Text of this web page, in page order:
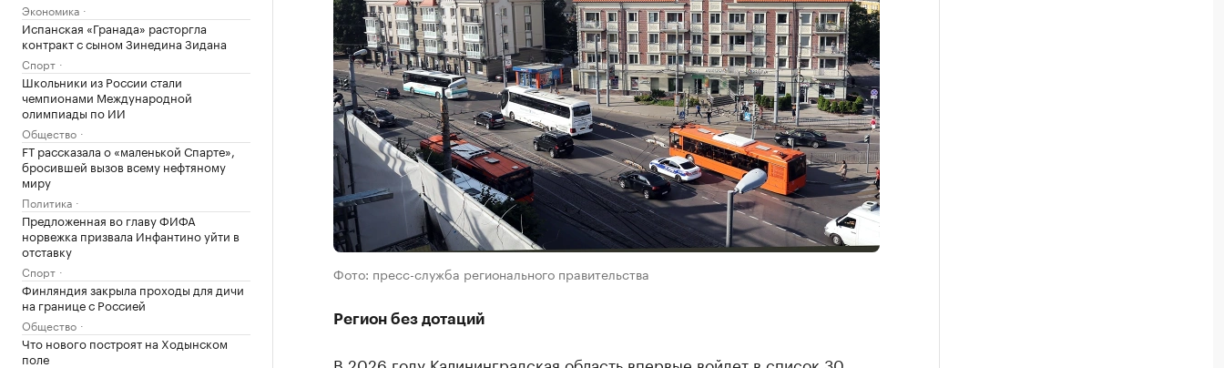
Экономика
Испанская «Гранада» расторгла
контракт с сыном Зинедина Зидана
Спорт
Школьники из России стали
чемпионами Международной
олимпиады по ИИ
Общество
FT рассказала о «маленькой Спарте»,
бросившей вызов всему нефтяному
миру
Политика
Предложенная во главу ФИФА
норвежка призвала Инфантино уйти в
отставку
Спорт
Финляндия закрыла проходы для дичи
на границе с Россией
Общество
Что нового построят на Ходынском
поле
Фото: пресс-служба регионального правительства
Регион без дотаций